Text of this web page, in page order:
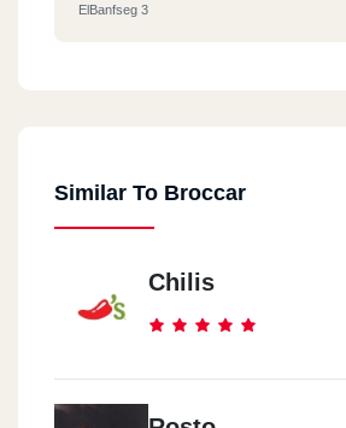
ElBanfseg 3
Similar To Broccar
Chilis